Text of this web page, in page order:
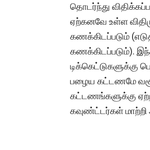
தொடர்ந்து
ஏற்கனவே உள்ள
கணக்கிடப்படும்
கணக்கிடப்படும்).
டிக்கெட்டுகளுக்கு
பழைய கட்டணமே
கட்டணங்களுக்கு
கவுண்ட்டர்கள்